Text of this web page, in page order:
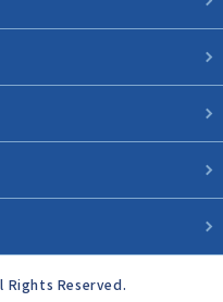
Rights Reserved.